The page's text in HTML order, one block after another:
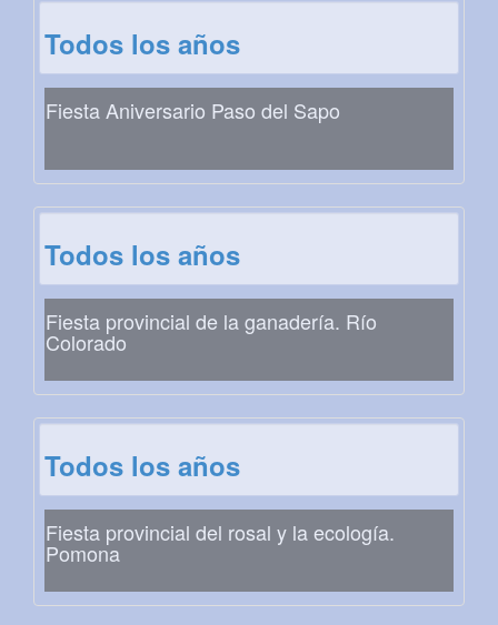
Todos los años
Fiesta Aniversario Paso del Sapo
Todos los años
Fiesta provincial de la ganadería. Río
Colorado
Todos los años
Fiesta provincial del rosal y la ecología.
Pomona